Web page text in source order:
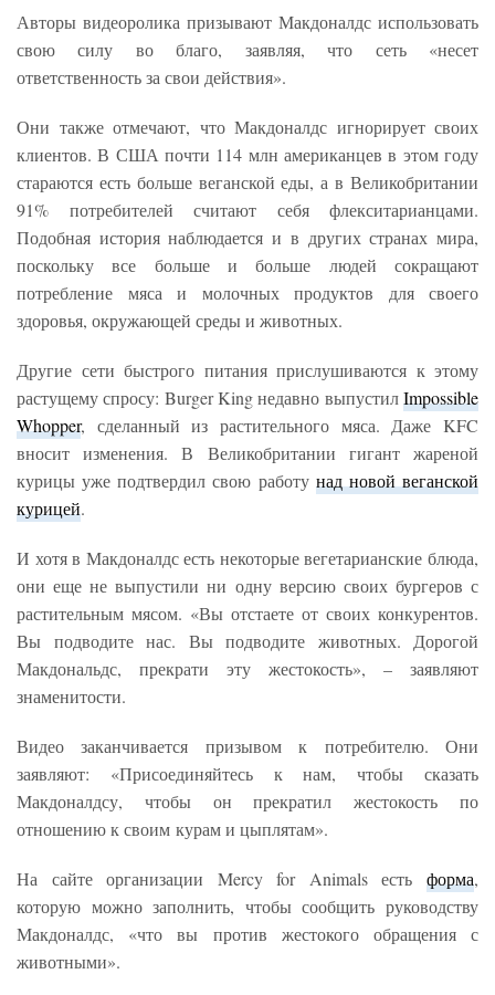
Авторы видеоролика призывают Макдоналдс использовать
свою силу во благо, заявляя, что сеть «несет
ответственность за свои действия».
Они также отмечают, что Макдоналдс игнорирует своих
клиентов. В США почти 114 млн американцев в этом году
стараются есть больше веганской еды, а в Великобритании
91% потребителей считают себя флекситарианцами.
Подобная история наблюдается и в других странах мира,
поскольку все больше и больше людей сокращают
потребление мяса и молочных продуктов для своего
здоровья, окружающей среды и животных.
Другие сети быстрого питания прислушиваются к этому
растущему спросу: Burger King недавно выпустилImpossible
Whopper, сделанный из растительного мяса. Даже KFC
вносит изменения. В Великобритании гигант жареной
курицы уже подтвердил свою работу над новой веганской
курицей.
И хотя в Макдоналдс есть некоторые вегетарианские блюда,
они еще не выпустили ни одну версию своих бургеров с
растительным мясом. «Вы отстаете от своих конкурентов.
Вы подводите нас. Вы подводите животных. Дорогой
Макдональдс, прекрати эту жестокость», – заявляют
знаменитости.
Видео заканчивается призывом к потребителю. Они
заявляют: «Присоединяйтесь к нам, чтобы сказать
Макдоналдсу, чтобы он прекратил жестокость по
отношению к своим курам и цыплятам».
На сайте организации Mercy for Animals есть форма,
которую можно заполнить, чтобы сообщить руководству
Макдоналдс, «что вы против жестокого обращения с
животными».